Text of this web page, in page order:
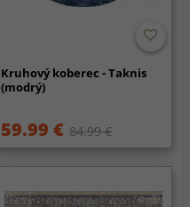
Kruhový koberec - Taknis
(modrý)
59.99 € 84.99 €